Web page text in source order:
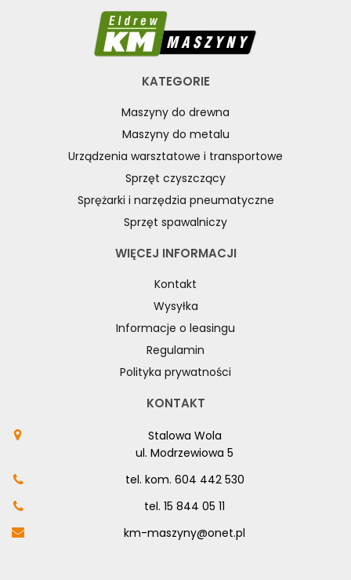
KATEGORIE
Maszyny do drewna
Maszyny do metalu
Urządzenia warsztatowe i transportowe
Sprzęt czyszczący
Sprężarki i narzędzia pneumatyczne
Sprzęt spawalniczy
WIĘCEJ INFORMACJI
Kontakt
Wysyłka
Informacje o leasingu
Regulamin
Polityka prywatności
KONTAKT
Stalowa Wola
ul. Modrzewiowa 5
tel. kom. 604 442 530
tel. 15 844 05 11
km-maszyny@onet.pl